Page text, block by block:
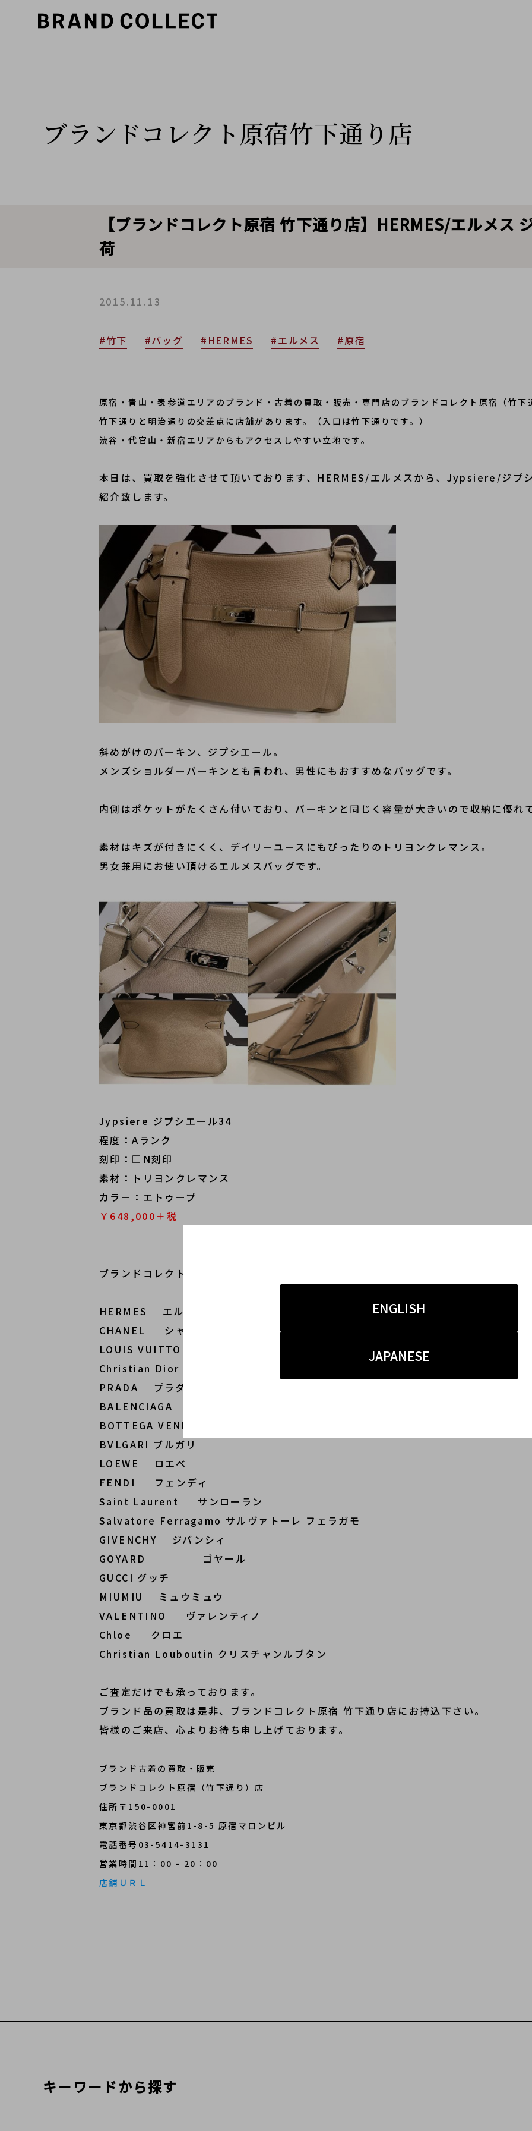
ENGLISH
JAPANESE
ブランドコレクト原宿竹下通り店
【ブランドコレクト原宿 竹下通り店】HERMES/エルメス
荷
2015.11.13
#竹下 #バッグ #HERMES #エルメス #原宿
原宿・青山・表参道エリアのブランド・古着の買取・販売・専門店のブランドコレクト原宿（竹下
竹下通りと明治通りの交差点に店舗があります。（入口は竹下通りです。）
渋谷・代官山・新宿エリアからもアクセスしやすい立地です。
本日は、買取を強化させて頂いております、HERMES/エルメスから、Jypsiere/ジプ
紹介致します。
斜めがけのバーキン、ジプシエール。
メンズショルダーバーキンとも言われ、男性にもおすすめなバッグです。
内側はポケットがたくさん付いており、バーキンと同じく容量が大きいので収納に優れて
素材はキズが付きにくく、デイリーユースにもぴったりのトリヨンクレマンス。
男女兼用にお使い頂けるエルメスバッグです。
Jypsiere ジプシエール34
程度：Aランク
刻印：□N刻印
素材：トリヨンクレマンス
カラー：エトゥープ
￥648,000＋税
ブランドコレクト原宿 竹下通り店ではブランドアイテムを買取強化しております。
HERMES エルメス
CHANEL シャネル
LOUIS VUITTON ルイヴィトン
Christian Dior クリスチャンディオール
PRADA プラダ
BALENCIAGA バレンシアガ
BOTTEGA VENETA ボッテガ ヴェネタ
BVLGARI ブルガリ
LOEWE ロエベ
FENDI フェンディ
Saint Laurent サンローラン
Salvatore Ferragamo サルヴァトーレ フェラガモ
GIVENCHY ジバンシィ
GOYARD ゴヤール
GUCCI グッチ
MIUMIU ミュウミュウ
VALENTINO ヴァレンティノ
Chloe クロエ
Christian Louboutin クリスチャンルブタン
ご査定だけでも承っております。
ブランド品の買取は是非、ブランドコレクト原宿 竹下通り店にお持込下さい。
皆様のご来店、心よりお待ち申し上げております。
ブランド古着の買取・販売
ブランドコレクト原宿（竹下通り）店
住所〒150-0001
東京都渋谷区神宮前1-8-5 原宿マロンビル
電話番号03-5414-3131
営業時間11：00 - 20：00
店舗ＵＲＬ
キーワードから探す